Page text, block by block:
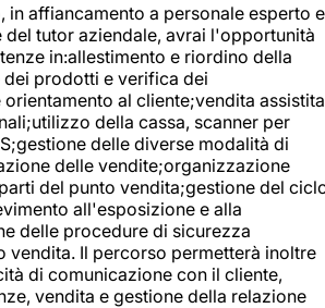
in affiancamento a personale esperto e
del tutor aziendale, avrai l'opportunità
in:allestimento e riordino della
prodotti e verifica dei
al cliente;vendita assistita
della cassa, scanner per
delle diverse modalità di
delle vendite;organizzazione
del punto vendita;gestione del
all'esposizione e alla
delle procedure di sicurezza
vendita. Il percorso permetterà inoltre
di comunicazione con il cliente,
vendita e gestione della relazione